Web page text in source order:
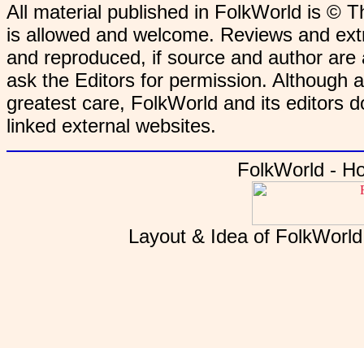
All material published in FolkWorld is ©
is allowed and welcome. Reviews and
and reproduced, if source and author
ask the Editors for permission. Although
greatest care, FolkWorld and its editors
linked external websites.
FolkWorld -
Layout & Idea of